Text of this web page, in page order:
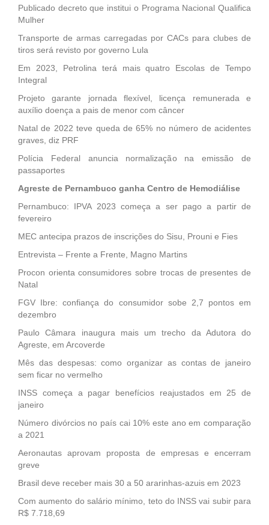
Publicado decreto que institui o Programa Nacional Qualifica
Mulher
Transporte de armas carregadas por CACs para clubes de
tiros será revisto por governo Lula
Em 2023, Petrolina terá mais quatro Escolas de Tempo
Integral
Projeto garante jornada flexível, licença remunerada e
auxílio doença a pais de menor com câncer
Natal de 2022 teve queda de 65% no número de acidentes
graves, diz PRF
Polícia Federal anuncia normalização na emissão de
passaportes
Agreste de Pernambuco ganha Centro de Hemodiálise
Pernambuco: IPVA 2023 começa a ser pago a partir de
fevereiro
MEC antecipa prazos de inscrições do Sisu, Prouni e Fies
Entrevista – Frente a Frente, Magno Martins
Procon orienta consumidores sobre trocas de presentes de
Natal
FGV Ibre: confiança do consumidor sobe 2,7 pontos em
dezembro
Paulo Câmara inaugura mais um trecho da Adutora do
Agreste, em Arcoverde
Mês das despesas: como organizar as contas de janeiro
sem ficar no vermelho
INSS começa a pagar benefícios reajustados em 25 de
janeiro
Número divórcios no país cai 10% este ano em comparação
a 2021
Aeronautas aprovam proposta de empresas e encerram
greve
Brasil deve receber mais 30 a 50 ararinhas-azuis em 2023
Com aumento do salário mínimo, teto do INSS vai subir para
R$ 7.718,69